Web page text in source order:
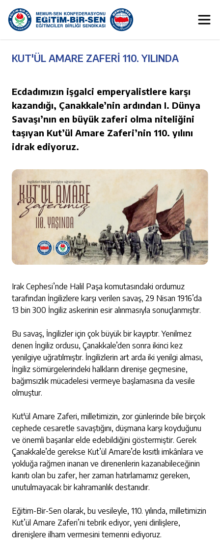
KUT'ÜL AMARE ZAFERİ 110. YILINDA
Ecdadımızın işgalci emperyalistlere karşı
kazandığı, Çanakkale’nin ardından I. Dünya
Savaşı’nın en büyük zaferi olma niteliğini
taşıyan Kut’ül Amare Zaferi’nin 110. yılını
idrak ediyoruz.
Irak Cephesi’nde Halil Paşa komutasındaki ordumuz
tarafından İngilizlere karşı verilen savaş, 29 Nisan 1916’da
13 bin 300 İngiliz askerinin esir alınmasıyla sonuçlanmıştır.
Bu savaş, İngilizler için çok büyük bir kayıptır. Yenilmez
denen İngiliz ordusu, Çanakkale’den sonra ikinci kez
yenilgiye uğratılmıştır. İngilizlerin art arda iki yenilgi alması,
İngiliz sömürgelerindeki halkların direnişe geçmesine,
bağımsızlık mücadelesi vermeye başlamasına da vesile
olmuştur.
Kut'ül Amare Zaferi, milletimizin, zor günlerinde bile birçok
cephede cesaretle savaştığını, düşmana karşı koyduğunu
ve önemli başarılar elde edebildiğini göstermiştir. Gerek
Çanakkale’de gerekse Kut’ül Amare’de kısıtlı imkânlara ve
yokluğa rağmen inanan ve direnenlerin kazanabileceğinin
kanıtı olan bu zafer, her zaman hatırlamamız gereken,
unutulmayacak bir kahramanlık destanıdır.
Eğitim-Bir-Sen olarak, bu vesileyle, 110. yılında, milletimizin
Kut’ül Amare Zaferi’ni tebrik ediyor, yeni dirilişlere,
direnişlere ilham vermesini temenni ediyoruz.